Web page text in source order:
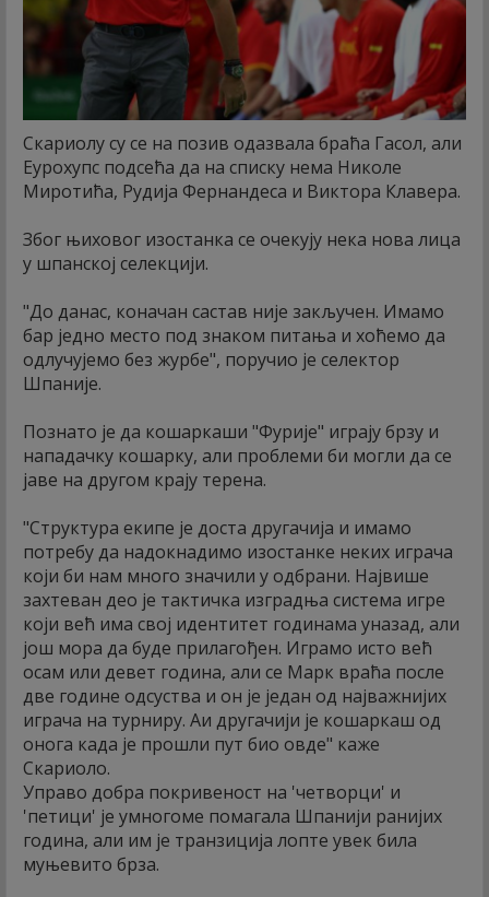
Скариолу су се на позив одазвала браћа Гасол, али
Еурохупс подсећа да на списку нема Николе
Миротића, Рудија Фернандеса и Виктора Клавера.
Због њиховог изостанка се очекују нека нова лица
у шпанској селекцији.
"До данас, коначан састав није закључен. Имамо
бар једно место под знаком питања и хоћемо да
одлучујемо без журбе", поручио је селектор
Шпаније.
Познато је да кошаркаши "Фурије" играју брзу и
нападачку кошарку, али проблеми би могли да се
јаве на другом крају терена.
"Структура екипе је доста другачија и имамо
потребу да надокнадимо изостанке неких играча
који би нам много значили у одбрани. Највише
захтеван део је тактичка изградња система игре
који већ има свој идентитет годинама уназад, али
још мора да буде прилагођен. Играмо исто већ
осам или девет година, али се Марк враћа после
две године одсуства и он је један од најважнијих
играча на турниру. Аи другачији је кошаркаш од
онога када је прошли пут био овде" каже
Скариоло.
Управо добра покривеност на 'четворци' и
'петици' је умногоме помагала Шпанији ранијих
година, али им је транзиција лопте увек била
муњевито брза.